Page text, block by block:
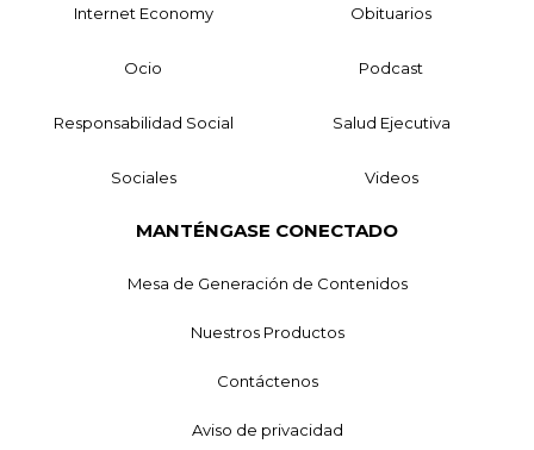
Internet Economy Obituarios
Ocio Podcast
Responsabilidad Social Salud Ejecutiva
Sociales Videos
MANTÉNGASE CONECTADO
Mesa de Generación de Contenidos
Nuestros Productos
Contáctenos
Aviso de privacidad